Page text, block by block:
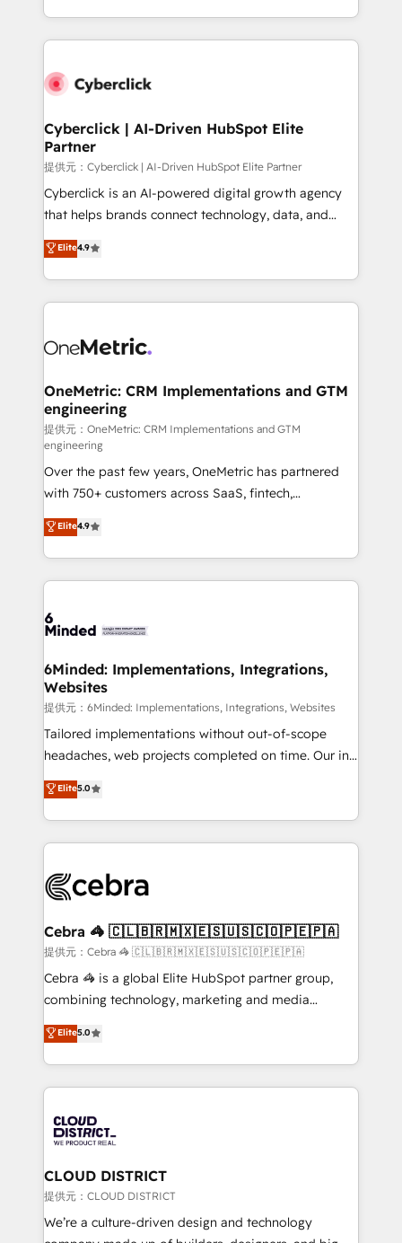
we blend strategy, creativity, and technology to help
to its fullest capacity, improve your current HubSpot
website, or build your new one.
Cyberclick | AI-Driven HubSpot Elite
Partner
提供元：Cyberclick | AI-Driven HubSpot Elite Partner
Cyberclick is an AI-powered digital growth agency
that helps brands connect technology, data, and
creativity to achieve measurable results. Founded in
Barcelona and operating across Spain, LATAM, and
the UK, we support global companies in building
smarter marketing, sales, and customer success
Iberia (Spain & Portugal), we combine human insight
growth. Our multidisciplinary team designs solutions
that simplify complexity, boost performance, and
turn innovation into real impact. 🌍 Highlights •
HubSpot Partner since 2012 • 2022 EMEA Impact
Award: Best Integration • 150+ successful HubSpot
projects • Clients in 30+ industries • Proprietary
technology for integrations • Multilingual team:
English, Spanish, Portuguese & Italian 👉 Grow
smarter with AI and HubSpot.
Elite4.9
OneMetric: CRM Implementations and GTM
engineering
提供元：OneMetric: CRM Implementations and GTM
engineering
Over the past few years, OneMetric has partnered
with 750+ customers across SaaS, fintech,
healthcare, real estate, and other industries. With
150+ HubSpot-certified experts, we deliver scalable
solutions to complex GTM and RevOps challenges.
Our Expertise 🔹 Onboarding & Implementation:
tailored to your GTM motion. 🔹 Migrations:
from other CRMs to HubSpot without data loss or
downtime. 🔹 RevOps Strategy: Align teams,
processes, and data to drive revenue efficiency. 🔹
Integrations: Connect HubSpot with your tech stack
for better adoption. 🔹 Custom Solutions: Build
SOC 2 Type II and ISO 27001 certified, reinforcing
our commitment to data security and compliance. At
Elite4.9
6Minded: Implementations, Integrations,
Websites
提供元：6Minded: Implementations, Integrations, Websites
Tailored implementations without out-of-scope
headaches, web projects completed on time. Our in-
house team of certified CRM architects, experts,
developers, designers, and marketers handles all
aspects of your HubSpot. ✨ 400+ global clients ✨
100+ seamless migrations from 15+ different CRMs
implementations, and 5,000+ pages ✨ CS: Clients
CS: 245% organic growth & +751% new visitors for a
full-funnel HubSpot project ✨ CS: 415% conversion
boost with a new HubSpot site Recognized leaders:
🏆 HubSpot Platform Migration Impact Award 🏆
Inbound Campaign of the Year 🏆 Gold AVA Digital
Award for Best Website 🌟 Accreditations: CRM
Elite5.0
Cebra 🦓 🇨🇱🇧🇷🇲🇽🇪🇸🇺🇸🇨🇴🇵🇪🇵🇦
提供元：Cebra 🦓 🇨🇱🇧🇷🇲🇽🇪🇸🇺🇸🇨🇴🇵🇪🇵🇦
Cebra 🦓 is a global Elite HubSpot partner group,
combining technology, marketing and media
expertise across Latin America and Southern
Europe, with teams across 7 countries. Born in Chile,
we combine local insight with international reach to
help businesses grow through technology, creativity,
500+ HubSpot implementations, building end-to-
end solutions that integrate CRM, AI automation,
inbound and loop marketing, content, and digital
creativity. Our multicultural team works in Spanish,
Portuguese, and English to design scalable strategies
that drive measurable growth. 🌎 Highlights: • 10+
Elite5.0
CLOUD DISTRICT
提供元：CLOUD DISTRICT
We’re a culture-driven design and technology